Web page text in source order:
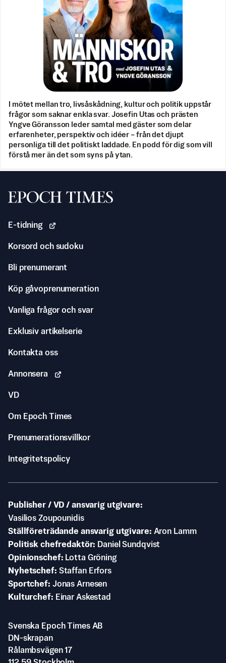
I mötet mellan tro, livsåskådning, kultur och politik uppstår
frågor som saknar enkla svar. Josefin Utas och prästen
Yngve Göransson leder samtal med gäster som delar
erfarenheter, perspektiv och idéer – från det djupt
personliga till det politiskt laddade. En podd för dig som vill
förstå mer än det som syns på ytan.
Svenska Epoch Times
E-tidning
Korsord och sudoku
Bli prenumerant
Köp gåvoprenumeration
Vanliga frågor och svar
Exklusiv artikelserie
Kontakta oss
Annonsera
VD
Om Epoch Times
Prenumerationsvillkor
Integritetspolicy
Publisher / VD / ansvarig utgivare
Vasilios Zoupounidis
Ställföreträdande ansvarig utgivare Aron Lamm
Politisk chefredaktör
Daniel Sundqvist
Opinionschef
Lotta Gröning
Nyhetschef Staffan Erfors
Sportchef Jonas Arnesen
Kulturchef
Einar Askestad
Svenska Epoch Times AB
DN-skrapan
Rålambsvägen 17